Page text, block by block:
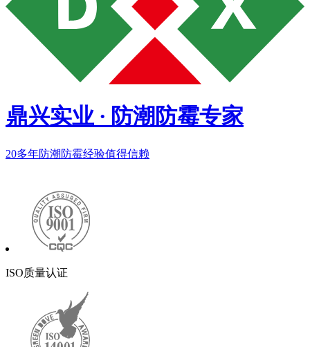
鼎兴实业 · 防潮防霉专家
20多年防潮防霉经验值得信赖
ISO质量认证